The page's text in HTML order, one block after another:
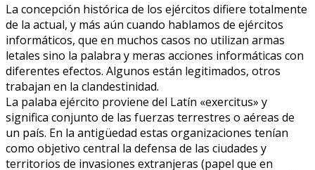
La concepción histórica de los ejércitos difiere totalmente
de la actual, y más aún cuando hablamos de ejércitos
informáticos, que en muchos casos no utilizan armas
letales sino la palabra y meras acciones informáticas con
diferentes efectos. Algunos están legitimados, otros
trabajan en la clandestinidad.
La palaba ejército proviene del Latín «exercitus» y
significa conjunto de las fuerzas terrestres o aéreas de
un país. En la antigüedad estas organizaciones tenían
como objetivo central la defensa de las ciudades y
territorios de invasiones extranjeras (papel que en